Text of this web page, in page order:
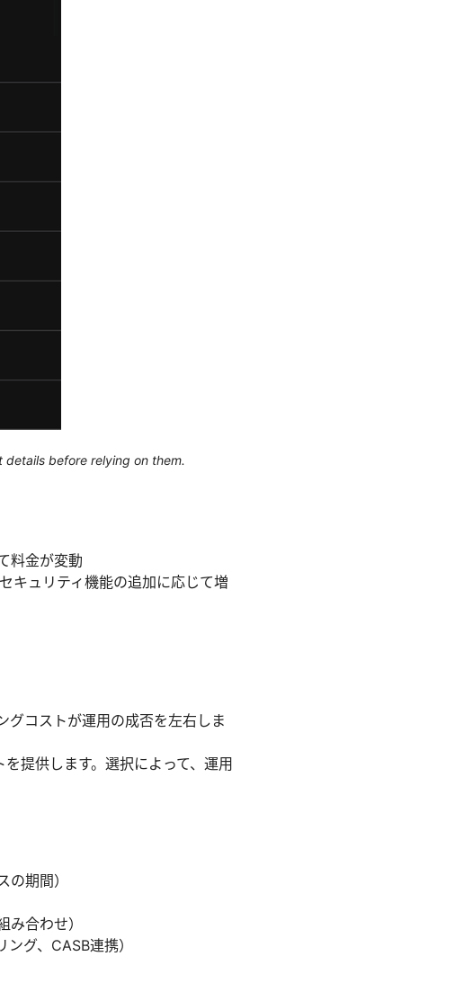
before relying on them.
料金が変動
キュリティ機能の追加に応じて増
グコストが運用の成否を左右しま
提供します。選択によって、運用
期間）
合わせ）
グ、CASB連携）